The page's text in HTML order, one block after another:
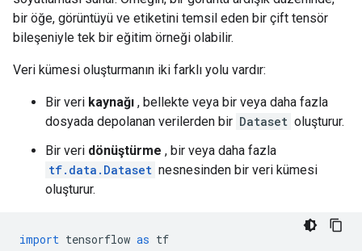
bir öğe, görüntüyü ve etiketini temsil eden bir çift tensör
bileşeniyle tek bir eğitim örneği olabilir.
Veri kümesi oluşturmanın iki farklı yolu vardır:
Bir veri kaynağı , bellekte veya bir veya daha fazla
dosyada depolanan verilerden bir Dataset oluşturur.
Bir veri dönüştürme , bir veya daha fazla
tf.data.Dataset nesnesinden bir veri kümesi
oluşturur.
import tensorflow as tf